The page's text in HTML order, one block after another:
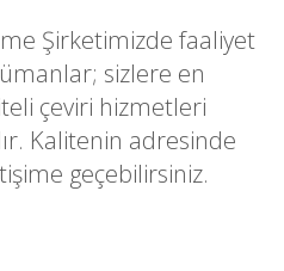
Şirketimizde faaliyet
sizlere en
çeviri hizmetleri
Kalitenin adresinde
geçebilirsiniz.